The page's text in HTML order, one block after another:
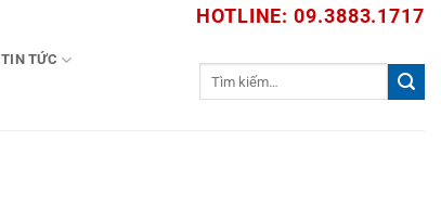
HOTLINE: 09.3883.1717
TIN TỨC